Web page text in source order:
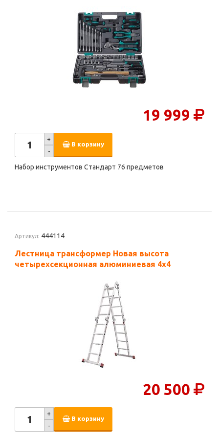
19 999
+
-
В корзину
Набор инструментов Стандарт 76 предметов
Артикул: 444114
Лестница трансформер Новая высота
четырехсекционная алюминиевая 4х4
20 500
+
-
В корзину